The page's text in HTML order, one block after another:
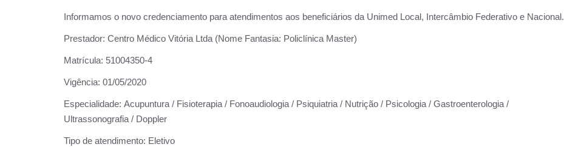
Informamos o novo credenciamento para atendimentos aos beneficiários da Unimed Local, Intercâmbio Federativo e Nacional.
Prestador: Centro Médico Vitória Ltda (Nome Fantasia: Policlínica Master)
Matrícula: 51004350-4
Vigência: 01/05/2020
Especialidade: Acupuntura / Fisioterapia / Fonoaudiologia / Psiquiatria / Nutrição / Psicologia / Gastroenterologia /
Ultrassonografia / Doppler
Tipo de atendimento: Eletivo